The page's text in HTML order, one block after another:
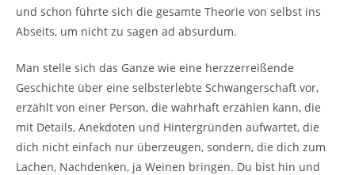
und schon führte sich die gesamte Theorie von selbst ins
Abseits, um nicht zu sagen ad absurdum.
Man stelle sich das Ganze wie eine herzzerreißende
Geschichte über eine selbsterlebte Schwangerschaft vor,
erzählt von einer Person, die wahrhaft erzählen kann, die
mit Details, Anekdoten und Hintergründen aufwartet, die
dich nicht einfach nur überzeugen, sondern, die dich zum
Lachen, Nachdenken, ja Weinen bringen. Du bist hin und